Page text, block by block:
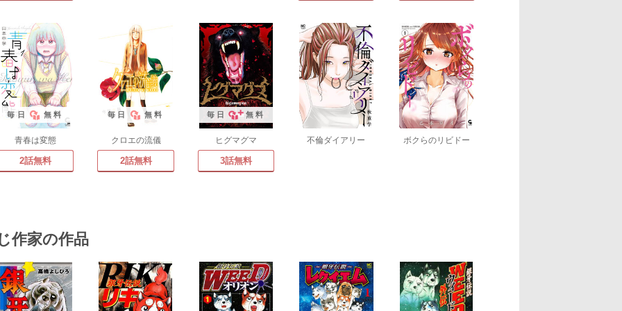
毎日 無料
青春は変態
2話無料
毎日 無料
クロエの流儀
2話無料
毎日 無料
ヒグマグマ
3話無料
不倫ダイアリー ボクらのリビドー
作家の作品